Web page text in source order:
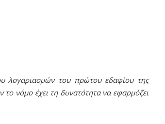
λογαριασμών του πρώτου εδαφίου της
νόμο έχει τη δυνατότητα να εφαρμόζει